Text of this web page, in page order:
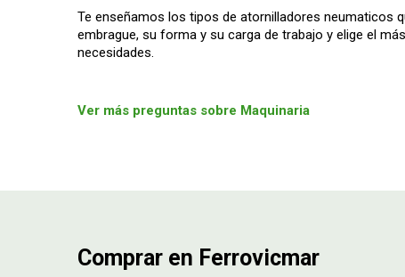
Te enseñamos los tipos de atornilladores neumaticos
embrague, su forma y su carga de trabajo y elige el
necesidades.
Ver más preguntas sobre Maquinaria
Comprar en Ferrovicmar